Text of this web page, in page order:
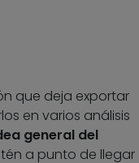
que deja exportar
en varios análisis
general del
a punto de llegar